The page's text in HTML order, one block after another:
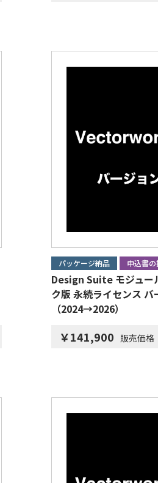
パッケージ納品 申込書
Design Suite モジュー
ク版 永続ライセンス
（2024→2026）
￥141,900 販売価格